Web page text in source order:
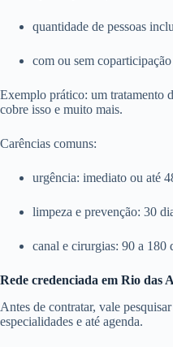
quantidade de pessoas
com ou sem coparticipação
Exemplo prático: um tratamento
cobre isso e muito mais.
Carências comuns:
urgência: imediato ou até
limpeza e prevenção: 30
canal e cirurgias: 90 a 180
Rede credenciada em Rio das
Antes de contratar, vale
especialidades e até agenda.